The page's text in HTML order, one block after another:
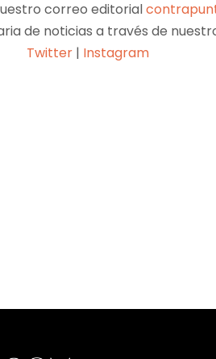
correo editorial
de noticias a través de
Twitter | Instagram